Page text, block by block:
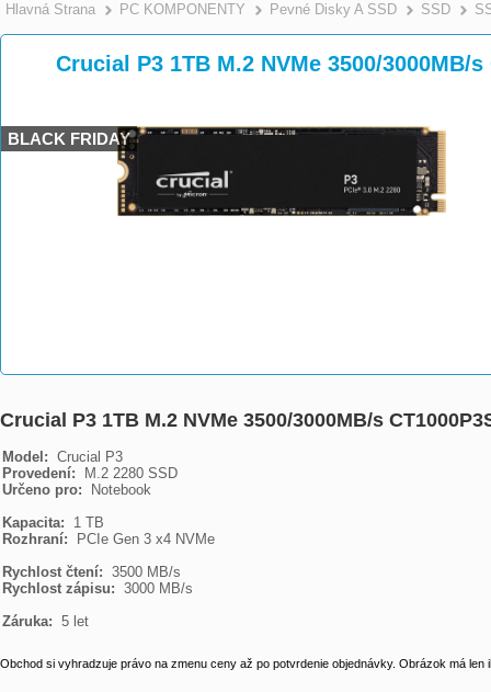
Hlavná Strana >
PC KOMPONENTY >
Pevné Disky A SSD SSD
Crucial P3 1TB M.2 NVMe 3500/3000MB/s
BLACK FRIDAY
Crucial P3 1TB M.2 NVMe 3500/3000MB/s
Model:
Provedení:
Určeno pro:
Notebook
Kapacita:
Rozhraní:
PCIe Gen 3 x4 NVMe
Rychlost čtení:
Rychlost zápisu: 3000 MB/s
Záruka: 5 let
Obchod si vyhradzuje právo na zmenu ceny až po potvrdenie objednávky. Obrázok má len